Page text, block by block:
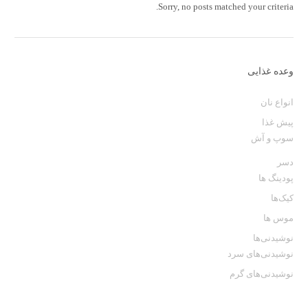
Sorry, no posts matched your criteria.
وعده غذایی
انواع نان
پیش غذا
سوپ و آش
دسر
پودینگ ها
کیک‌ها
موس ها
نوشیدنی‌ها
نوشیدنی‌های سرد
نوشیدنی‌های گرم